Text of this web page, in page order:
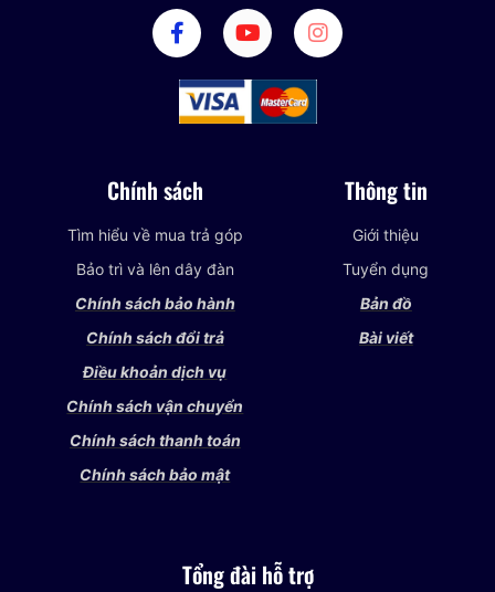
Chính sách
Tìm hiểu về mua trả góp
Bảo trì và lên dây đàn
Chính sách bảo hành
Chính sách đổi trả
Điều khoản dịch vụ
Chính sách vận chuyển
Chính sách thanh toán
Chính sách bảo mật
Thông tin
Giới thiệu
Tuyển dụng
Bản đồ
Bài viết
Tổng đài hỗ trợ